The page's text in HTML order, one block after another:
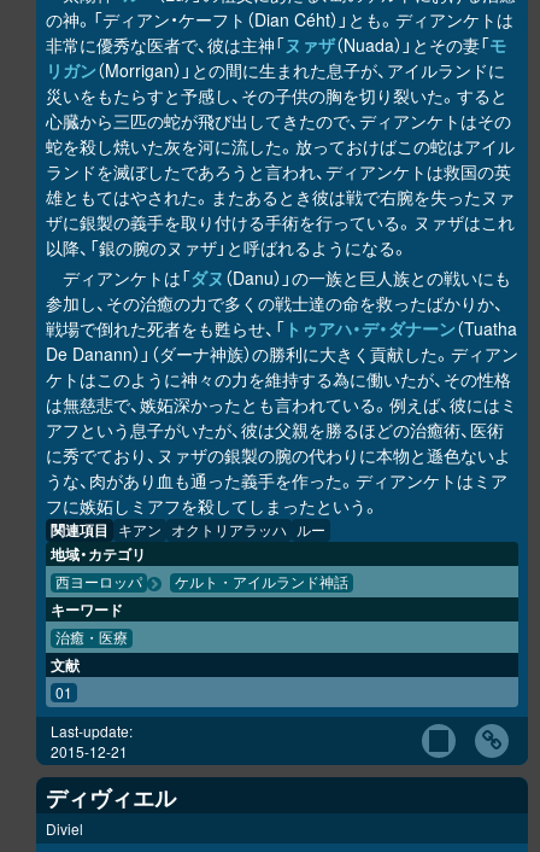
の神。「ディアン・ケーフト（Dian Céht）」とも。ディアンケトは
非常に優秀な医者で、彼は主神「ヌァザ（Nuada）」とその妻「モ
リガン（Morrigan）」との間に生まれた息子が、アイルランドに
災いをもたらすと予感し、その子供の胸を切り裂いた。すると
心臓から三匹の蛇が飛び出してきたので、ディアンケトはその
蛇を殺し焼いた灰を河に流した。放っておけばこの蛇はアイル
ランドを滅ぼしたであろうと言われ、ディアンケトは救国の英
雄ともてはやされた。またあるとき彼は戦で右腕を失ったヌァ
ザに銀製の義手を取り付ける手術を行っている。ヌァザはこれ
以降、「銀の腕のヌァザ」と呼ばれるようになる。
ディアンケトは「ダヌ （Danu）」の一族と巨人族との戦いにも
参加し、その治癒の力で多くの戦士達の命を救ったばかりか、
戦場で倒れた死者をも甦らせ、「 トゥアハ・デ・ダナーン（Tuatha
De Danann）」（ダーナ神族）の勝利に大きく貢献した。ディアン
ケトはこのように神々の力を維持する為に働いたが、その性格
は無慈悲で、嫉妬深かったとも言われている。例えば、彼にはミ
アフという息子がいたが、彼は父親を勝るほどの治癒術、医術
に秀でており、ヌァザの銀製の腕の代わりに本物と遜色ないよ
うな、肉があり血も通った義手を作った。ディアンケトはミア
フに嫉妬しミアフを殺してしまったという。
関連項目 キアン オクトリアラッハ ルー
地域・カテゴリ
西ヨーロッパ ケルト・アイルランド神話
キーワード
治癒・医療
文献
01
Last-update:
2015-12-21
ディヴィエル
Diviel